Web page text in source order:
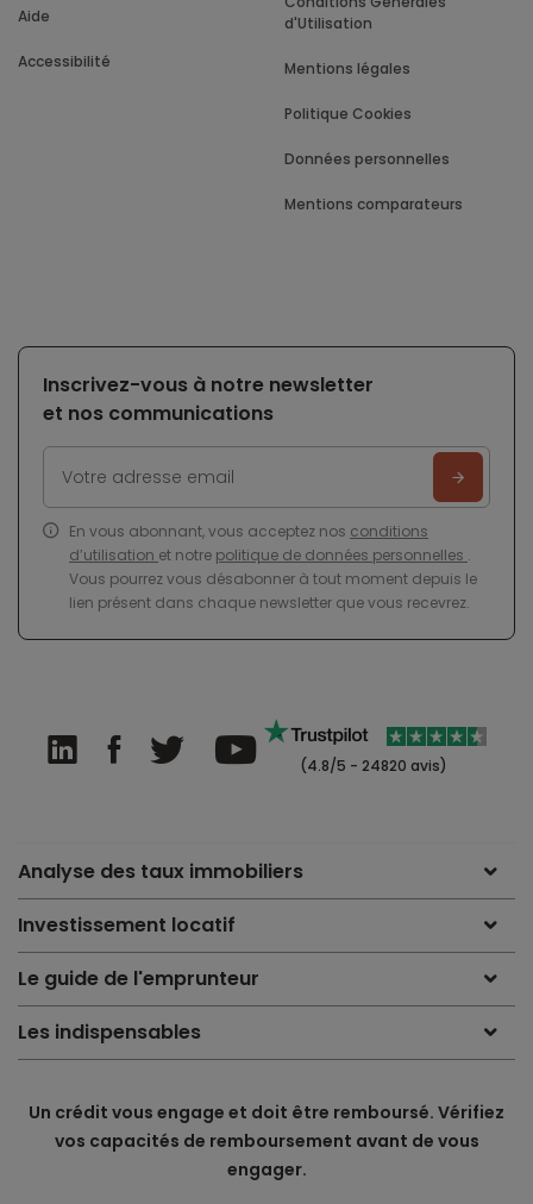
Aide
Accessibilité
d'Utilisation
Mentions légales
Politique Cookies
Données personnelles
Mentions comparateurs
Inscrivez-vous à notre newsletter
et nos communications
En vous abonnant, vous acceptez nos conditions
d’utilisation et notre politique de données personnelles .
Vous pourrez vous désabonner à tout moment depuis le
lien présent dans chaque newsletter que vous recevrez.
(4.8/5 - 24820 avis)
Analyse des taux immobiliers
Investissement locatif
Le guide de l'emprunteur
Les indispensables
Un crédit vous engage et doit être remboursé. Vérifiez
vos capacités de remboursement avant de vous
engager.